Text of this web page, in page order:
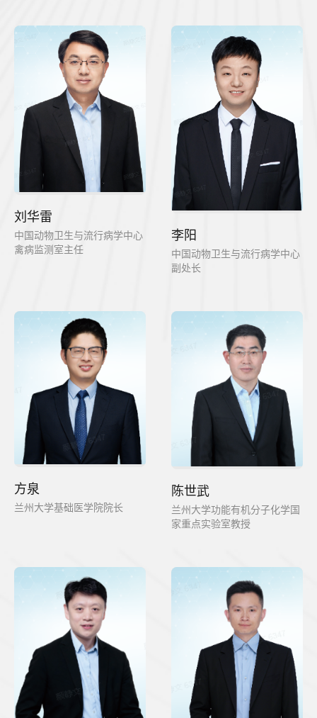
刘华雷
中国动物卫生与流行病学中心
禽病监测室主任
李阳
中国动物卫生与流行病学中心
副处长
方泉
兰州大学基础医学院院长
陈世武
兰州大学功能有机分子化学国
家重点实验室教授